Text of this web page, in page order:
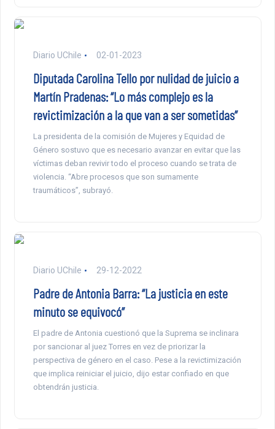
Diario UChile 02-01-2023
Diputada Carolina Tello por nulidad de juicio a
Martín Pradenas: “Lo más complejo es la
revictimización a la que van a ser sometidas”
La presidenta de la comisión de Mujeres y Equidad de
Género sostuvo que es necesario avanzar en evitar que las
víctimas deban revivir todo el proceso cuando se trata de
violencia. “Abre procesos que son sumamente
traumáticos”, subrayó.
Diario UChile 29-12-2022
Padre de Antonia Barra: “La justicia en este
minuto se equivocó”
El padre de Antonia cuestionó que la Suprema se inclinara
por sancionar al juez Torres en vez de priorizar la
perspectiva de género en el caso. Pese a la revictimización
que implica reiniciar el juicio, dijo estar confiado en que
obtendrán justicia.